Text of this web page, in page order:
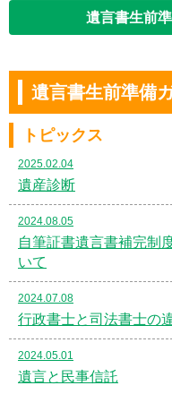
遺言書生前
遺言書生前準備
トピックス
2025.02.04
遺産診断
2024.08.05
自筆証書遺言書補完
いて
2024.07.08
行政書士と司法書士の
2024.05.01
遺言と民事信託